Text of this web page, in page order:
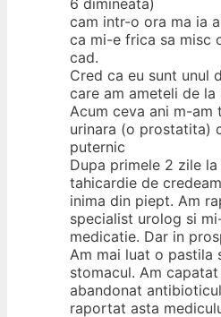
cam intr-o ora ma ia
ca mi-e frica sa misc
cad.
Cred ca eu sunt unul
care am ameteli de
Acum ceva ani m-
urinara (o prostatita)
puternic
Dupa primele 2 zile
tahicardie de
inima din piept. Am
specialist urolog si
medicatie. Dar in
Am mai luat o pastila
stomacul. Am
abandonat
raportat asta